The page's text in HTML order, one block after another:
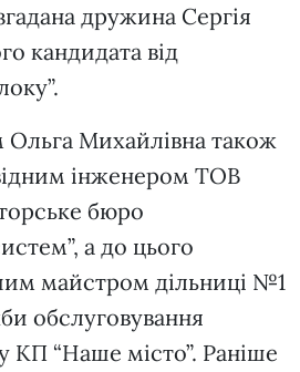
дружина Сергія
кандидата від
Михайлівна також
інженером ТОВ
бюро
а до цього
майстром дільниці №1
обслуговування
“Наше місто”. Раніше